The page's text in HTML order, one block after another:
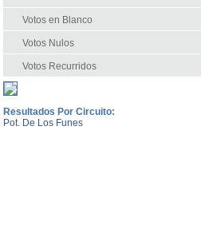
Votos en Blanco
Votos Nulos
Votos Recurridos
Resultados Por Circuito:
Pot. De Los Funes